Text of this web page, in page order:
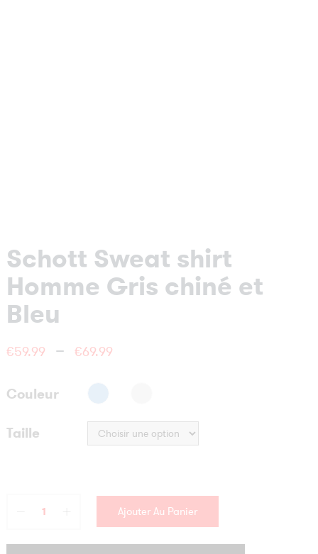
Schott Sweat shirt
Homme Gris chiné et
Bleu
€59.99 – €69.99
€59.99
€69.99
Couleur
Taille
Ajouter Au Panier